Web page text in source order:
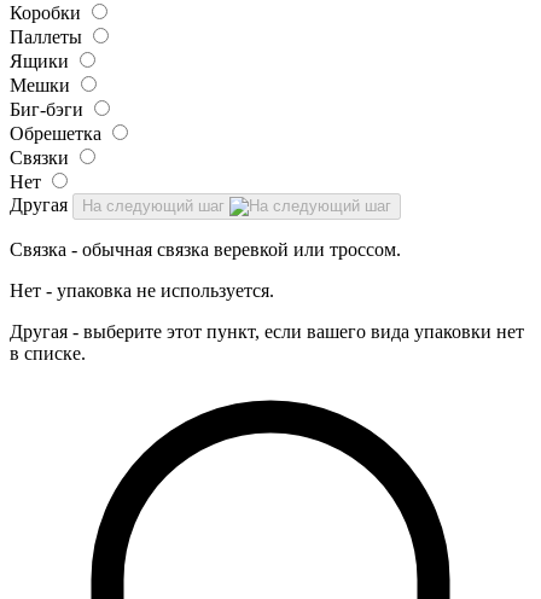
Коробки
Паллеты
Ящики
Мешки
Биг-бэги
Обрешетка
Связки
Нет
Другая
На следующий шаг
Связка - обычная связка веревкой или троссом.
Нет - упаковка не используется.
Другая - выберите этот пункт, если вашего вида упаковки нет
в списке.